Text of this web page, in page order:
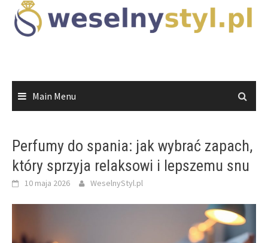
content
Main Menu
Perfumy do spania: jak wybrać zapach,
który sprzyja relaksowi i lepszemu snu
10 maja 2026 WeselnyStyl.pl